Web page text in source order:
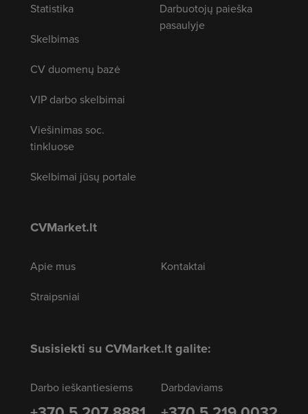
Statistika
Skelbimas
CV duomenų bazė
VIP darbo skelbimai
Viešinimas soc.
tinkluose
Skelbimai jūsų portale
Darbuotojų paieška
pasaulyje
CVMarket.lt
Apie mus
Straipsniai
Kontaktai
Susisiekti su CVMarket.lt galite:
Darbo ieškantiesiems Darbdaviams